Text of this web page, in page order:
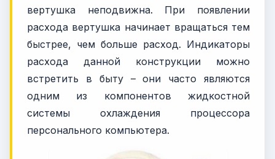
вертушка неподвижна. При появлении
расхода вертушка начинает вращаться тем
быстрее, чем больше расход. Индикаторы
расхода данной конструкции можно
встретить в быту – они часто являются
одним из компонентов жидкостной
системы охлаждения процессора
персонального компьютера.